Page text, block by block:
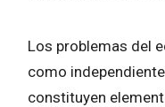
Los problemas del
como
constituyen